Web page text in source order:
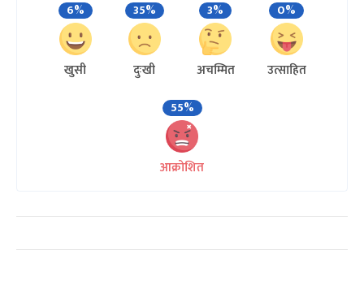
6%
खुसी
35%
दुःखी
3%
अचम्मित
0%
उत्साहित
55%
आक्रोशित